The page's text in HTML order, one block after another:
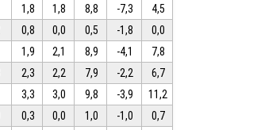
1,8 1,8 8,8 -7,3
4,5
0,8 0,0 0,5 -1,8
0,0
1,9 2,1 8,9 -4,1
7,8
2,3 2,2 7,9 -2,2
6,7
3,3 3,0 9,8 -3,9
11,2
0,3 0,0 1,0 -1,0
0,7